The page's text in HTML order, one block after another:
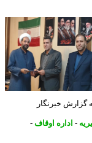
خبرنگار
اداره اوقاف-